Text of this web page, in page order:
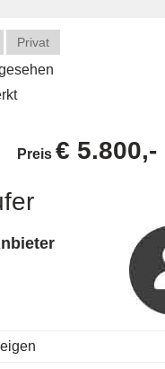
Privat
Preis € 5.800,-